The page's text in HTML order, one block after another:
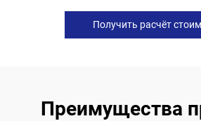
Получить расчёт
Преимущества